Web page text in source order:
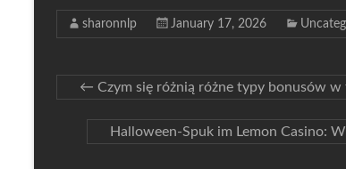
sharonnlp January 17, 2026
← Czym się różnią różne typy bonusów w
Halloween‑Spuk im Lemon Casino: